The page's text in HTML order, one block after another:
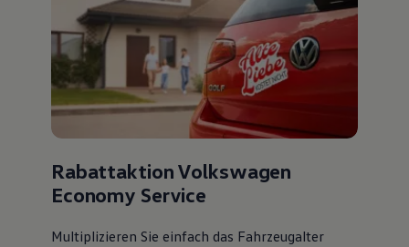
Rabattaktion Volkswagen
Economy Service
Multiplizieren Sie einfach das Fahrzeugalter